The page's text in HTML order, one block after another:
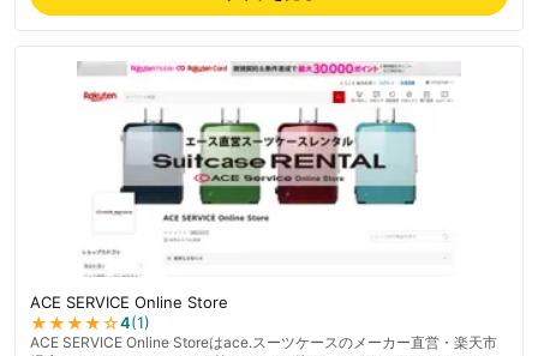
ACE SERVICE Online Store
★★★★☆4(1)
ACE SERVICE Online Storeはace.スーツケースのメーカー直営・楽天市